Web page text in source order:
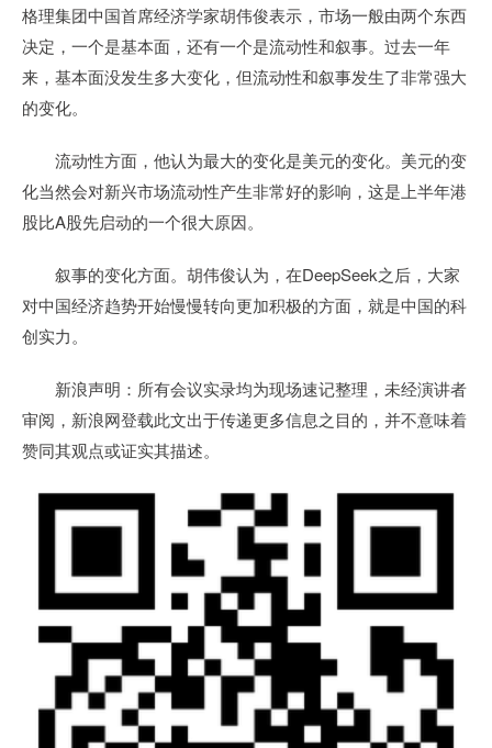
格理集团中国首席经济学家胡伟俊表示，市场一般由两个东西
决定，一个是基本面，还有一个是流动性和叙事。过去一年
来，基本面没发生多大变化，但流动性和叙事发生了非常强大
的变化。
流动性方面，他认为最大的变化是美元的变化。美元的变
化当然会对新兴市场流动性产生非常好的影响，这是上半年港
股比A股先启动的一个很大原因。
叙事的变化方面。胡伟俊认为，在DeepSeek之后，大家
对中国经济趋势开始慢慢转向更加积极的方面，就是中国的科
创实力。
新浪声明：所有会议实录均为现场速记整理，未经演讲者
审阅，新浪网登载此文出于传递更多信息之目的，并不意味着
赞同其观点或证实其描述。